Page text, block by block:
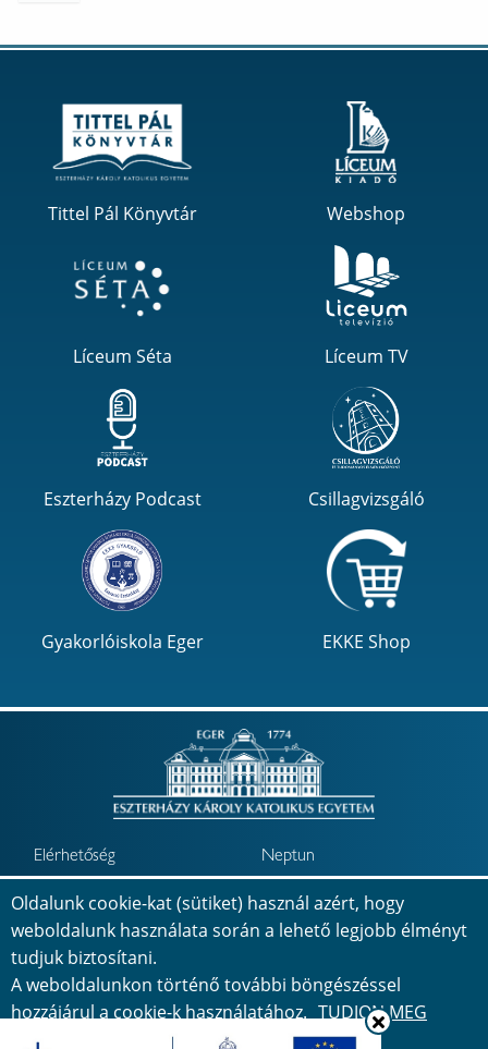
Oldalunk cookie-kat (sütiket) használ azért, hogy
weboldalunk használata során a lehető legjobb élményt
tudjuk biztosítani.
A weboldalunkon történő további böngészéssel
hozzájárul a cookie-k használatához. TUDJON MEG
TÖBBET...
Tittel Pál Könyvtár Webshop
Líceum Séta Líceum TV
Eszterházy Podcast Csillagvizsgáló
Gyakorlóiskola Eger EKKE Shop
Elérhetőség Neptun
Minőségbiztosítás Jövőkép
Telefonkönyv Térkép
Adatvédelem Impresszum
nyilatkozat